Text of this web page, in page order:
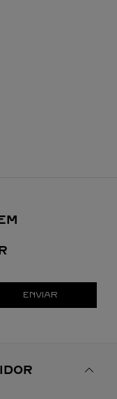
ENVIAR